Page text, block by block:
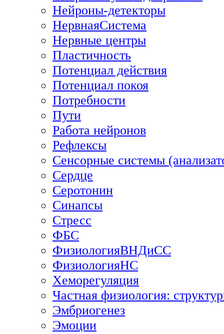
Нейроны-детекторы
НервнаяСистема
Нервные центры
Пластичность
Потенциал действия
Потенциал покоя
Потребности
Пути
Работа нейронов
Рефлексы
Сенсорные системы
Сердце
Серотонин
Синапсы
Стресс
ФБС
ФизиологияВНДиСС
ФизиологияНС
Хеморегуляция
Частная физиология:
Эмбриогенез
Эмоции